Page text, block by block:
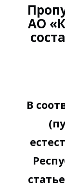
АО
В